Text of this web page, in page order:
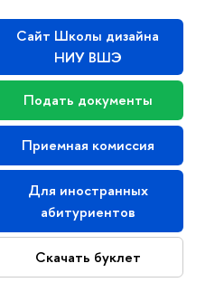
Сайт Школы дизайна
НИУ ВШЭ
Подать документы
Приемная комиссия
Для иностранных
абитуриентов
Скачать буклет